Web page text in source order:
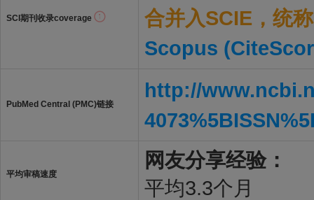
SCI期刊收录coverage
合并入SCIE，统
Scopus
PubMed Central (PMC)链接
http://
平均审稿速度
网友分享经验：
平均3.3个月